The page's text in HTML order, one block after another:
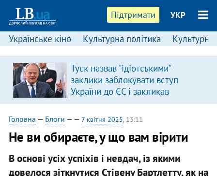
Підтримати УКР
Українське кіно Культурна політика Культурні
Туск назвав "ідіотськими"
заклики заблокувати вступ
України до ЄС і закликав
припинити антиукраїнську
риторику
Головна — Блоги — — 7 квітня 2025, 13:11
Не ви обираєте, у що вам вірити
В основі усіх успіхів і невдач, із якими
довелося зіткнутися Стівену Бартлетту, як на